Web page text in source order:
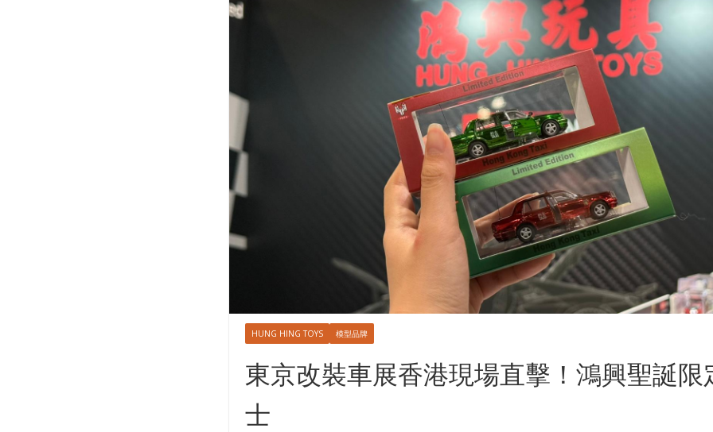
HUNG HING TOYS 模型品牌
東京改裝車展香港現場直擊！鴻興聖誕限
士